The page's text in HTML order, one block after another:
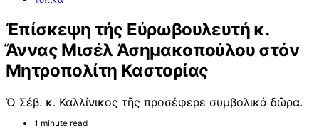
Ἐπίσκεψη τής Εὐρωβουλευτή κ.
Ἄννας Μισέλ Ἀσημακοπούλου στόν
Μητροπολίτη Καστορίας
Ὁ Σέβ. κ. Καλλίνικος τῆς προσέφερε συμβολικά δῶρα.
1 minute read